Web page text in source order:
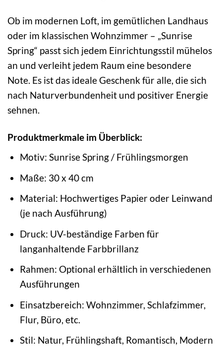
Ob im modernen Loft, im gemütlichen Landhaus
oder im klassischen Wohnzimmer – „Sunrise
Spring“ passt sich jedem Einrichtungsstil mühelos
an und verleiht jedem Raum eine besondere
Note. Es ist das ideale Geschenk für alle, die sich
nach Naturverbundenheit und positiver Energie
sehnen.
Produktmerkmale im Überblick:
Motiv: Sunrise Spring / Frühlingsmorgen
Maße: 30 x 40 cm
Material: Hochwertiges Papier oder Leinwand
(je nach Ausführung)
Druck: UV-beständige Farben für
langanhaltende Farbbrillanz
Rahmen: Optional erhältlich in verschiedenen
Ausführungen
Einsatzbereich: Wohnzimmer, Schlafzimmer,
Flur, Büro, etc.
Stil: Natur, Frühlingshaft, Romantisch, Modern